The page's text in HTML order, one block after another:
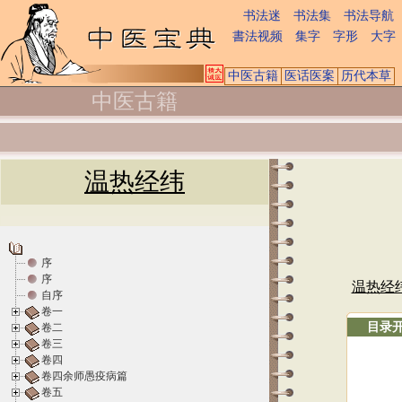
书法迷 书法集
书法导航
書法视频
集字 字形 大字
中医古籍 医话医案 历代本草
中医古籍
温热经纬
序
序
自序
卷一
卷二
卷三
卷四
卷四余师愚疫病篇
卷五
温热经
目录